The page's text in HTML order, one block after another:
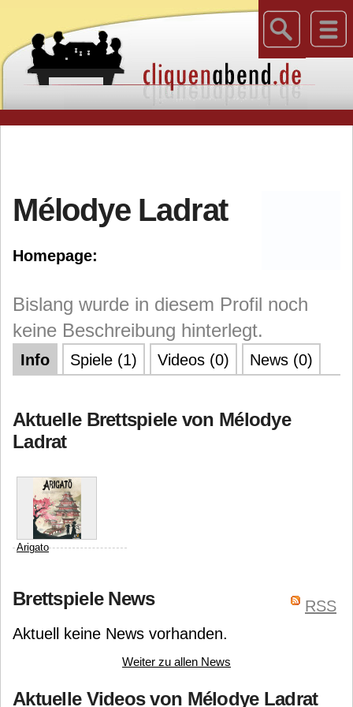
Mélodye Ladrat
Homepage:
Bislang wurde in diesem Profil noch
keine Beschreibung hinterlegt.
Info Spiele (1) Videos (0) News (0)
Aktuelle Brettspiele von Mélodye
Ladrat
Arigato
Mélodye Ladrat RSS
Brettspiele News
Aktuell keine News vorhanden.
Weiter zu allen News
Aktuelle Videos von Mélodye Ladrat